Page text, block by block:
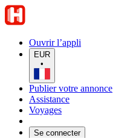
Ouvrir l’appli
EUR
•
Publier votre annonce
Assistance
Voyages
Se connecter